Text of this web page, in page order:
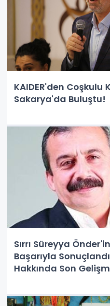
KAIDER'den Coşkulu
Sakarya'da Buluştu!
Sırrı Süreyya
Başarıyla
Hakkında Son